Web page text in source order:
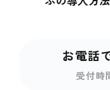
お電話
受付時